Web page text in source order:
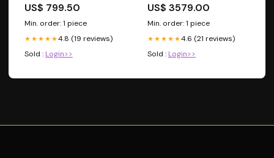
US$ 799.50
Min. order: 1 piece
★★★★★4.8 (19 reviews)
Sold : Login>>
US$ 3579.00
Min. order: 1 piece
★★★★★4.6 (21 reviews)
Sold : Login>>